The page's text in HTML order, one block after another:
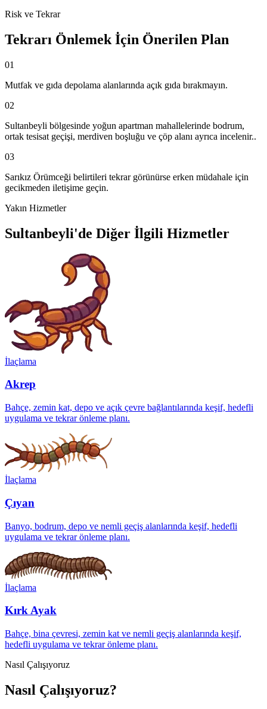
Risk ve Tekrar
Tekrarı Önlemek İçin Önerilen Plan
01
Mutfak ve gıda depolama alanlarında açık gıda bırakmayın.
02
Sultanbeyli bölgesinde yoğun apartman mahallelerinde bodrum,
ortak tesisat geçişi, merdiven boşluğu ve çöp alanı ayrıca incelenir..
03
Sarıkız Örümceği belirtileri tekrar görünürse erken müdahale için
gecikmeden iletişime geçin.
Yakın Hizmetler
Sultanbeyli'de Diğer İlgili Hizmetler
İlaçlama
Akrep
Bahçe, zemin kat, depo ve açık çevre bağlantılarında keşif, hedefli
uygulama ve tekrar önleme planı.
İlaçlama
Çıyan
Banyo, bodrum, depo ve nemli geçiş alanlarında keşif, hedefli
uygulama ve tekrar önleme planı.
İlaçlama
Kırk Ayak
Bahçe, bina çevresi, zemin kat ve nemli geçiş alanlarında keşif,
hedefli uygulama ve tekrar önleme planı.
Nasıl Çalışıyoruz
Nasıl Çalışıyoruz?